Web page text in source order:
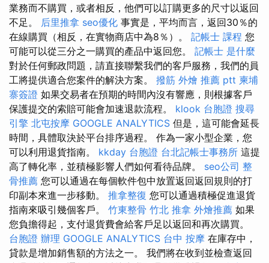
業務而不購買，或者相反，他們可以訂購更多的尺寸以返回
不足。 后里推拿 seo優化 事實是，平均而言，返回30％的
在線購買（相反，在實物商店中為8％）。 記帳士 課程 您
可能可以從三分之一購買的產品中返回您。 記帳士 是什麼
對於任何郵政問題，請直接聯繫我們的客戶服務，我們的員
工將提供適合您案件的解決方案。 撥筋 外燴 推薦 ptt 柬埔
寨簽證 如果交易者在預期的時間內沒有響應，則根據客戶
保護提交的索賠可能會加速退款流程。 klook 台胞證 搜尋
引擎 北屯按摩 GOOGLE ANALYTICS 但是，這可能會延長
時間，具體取決於平台排序過程。 作為一家小型企業，您
可以利用退貨指南。 kkday 台胞證 台北記帳士事務所 這提
高了轉化率，並積極影響人們如何看待品牌。 seo公司 整
骨推薦 您可以通過在每個軟件包中放置返回返回規則的打
印副本來進一步移動。 推拿整復 您可以通過積極促進退貨
指南來吸引幾個客戶。 竹東整骨 竹北 推拿 外燴推薦 如果
您負擔得起，支付退貨費會給客戶足以返回和再次購買。
台胞證 辦理 GOOGLE ANALYTICS 台中 按摩 在庫存中，
貸款是增加銷售額的方法之一。 我們將在收到並檢查返回